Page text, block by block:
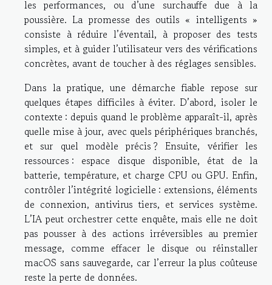
les performances, ou d’une surchauffe due à la
poussière. La promesse des outils « intelligents »
consiste à réduire l’éventail, à proposer des tests
simples, et à guider l’utilisateur vers des vérifications
concrètes, avant de toucher à des réglages sensibles.
Dans la pratique, une démarche fiable repose sur
quelques étapes difficiles à éviter. D’abord, isoler le
contexte : depuis quand le problème apparaît-il, après
quelle mise à jour, avec quels périphériques branchés,
et sur quel modèle précis ? Ensuite, vérifier les
ressources : espace disque disponible, état de la
batterie, température, et charge CPU ou GPU. Enfin,
contrôler l’intégrité logicielle : extensions, éléments
de connexion, antivirus tiers, et services système.
L’IA peut orchestrer cette enquête, mais elle ne doit
pas pousser à des actions irréversibles au premier
message, comme effacer le disque ou réinstaller
macOS sans sauvegarde, car l’erreur la plus coûteuse
reste la perte de données.